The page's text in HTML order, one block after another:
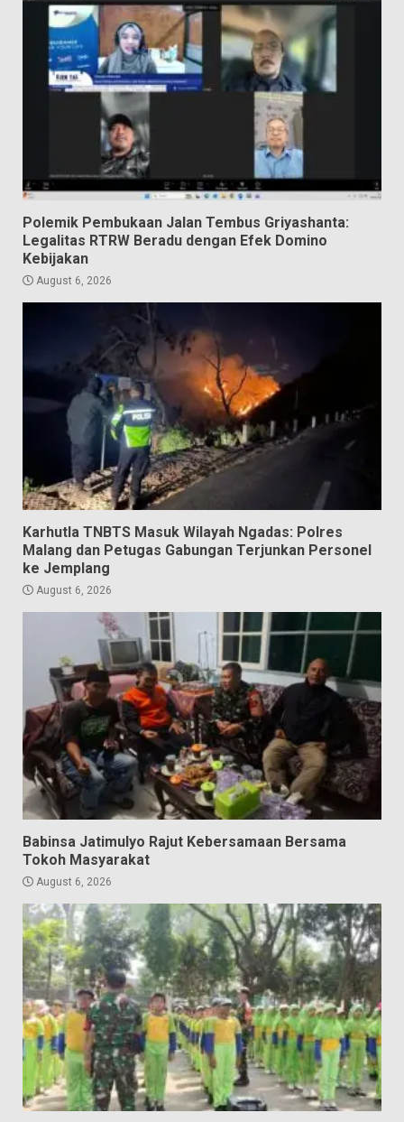
Polemik Pembukaan Jalan Tembus Griyashanta:
Legalitas RTRW Beradu dengan Efek Domino
Kebijakan
August 6, 2026
Karhutla TNBTS Masuk Wilayah Ngadas: Polres
Malang dan Petugas Gabungan Terjunkan Personel
ke Jemplang
August 6, 2026
Babinsa Jatimulyo Rajut Kebersamaan Bersama
Tokoh Masyarakat
August 6, 2026